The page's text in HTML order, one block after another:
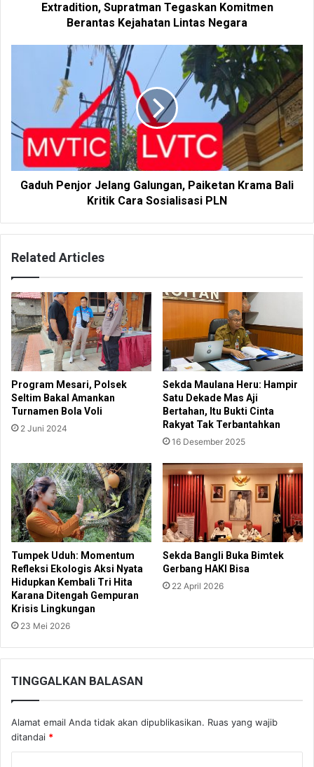
Extradition, Supratman Tegaskan Komitmen
Berantas Kejahatan Lintas Negara
Gaduh Penjor Jelang Galungan, Paiketan Krama Bali
Kritik Cara Sosialisasi PLN
Related Articles
Program Mesari, Polsek
Seltim Bakal Amankan
Turnamen Bola Voli
2 Juni 2024
Sekda Maulana Heru: Hampir
Satu Dekade Mas Aji
Bertahan, Itu Bukti Cinta
Rakyat Tak Terbantahkan
16 Desember 2025
Tumpek Uduh: Momentum
Refleksi Ekologis Aksi Nyata
Hidupkan Kembali Tri Hita
Karana Ditengah Gempuran
Krisis Lingkungan
23 Mei 2026
Sekda Bangli Buka Bimtek
Gerbang HAKI Bisa
22 April 2026
TINGGALKAN BALASAN
Alamat email Anda tidak akan dipublikasikan. Ruas yang wajib
ditandai *